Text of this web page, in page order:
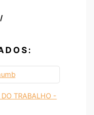
/
TRABALHO -